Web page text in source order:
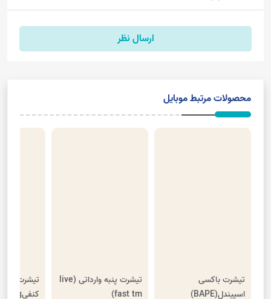
ارسال نظر
محصولات مرتبط موبایل
تیشرت باکسی
اسپیندل(BAPE)
تیشرت پنبه وارداتی (live
fast tm)
تیشرت